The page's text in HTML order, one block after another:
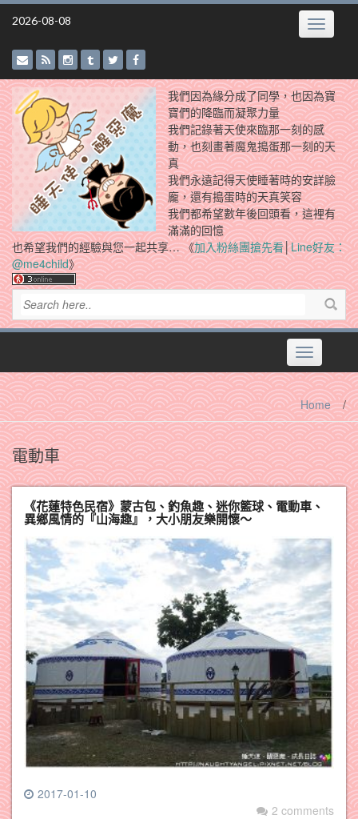
Skip
2026-08-08 Toggle
我們因為緣分成了同學，也因為寶
寶們的降臨而凝聚力量
我們記錄著天使來臨那一刻的感
動，也刻畫著魔鬼搗蛋那一刻的天
真
我們永遠記得天使睡著時的安詳臉
龐，還有搗蛋時的天真笑容
我們都希望數年後回頭看，這裡有
滿滿的回憶
也希望我們的經驗與您一起共享… 《加入粉絲團搶先看│Line好友：
@me4child》
Toggle
navigation
Home /
電動車
《花蓮特色民宿》蒙古包、釣魚趣、迷你籃球、電動車、
異鄉風情的『山海趣』，大小朋友樂開懷～
2017-01-10
2 comments